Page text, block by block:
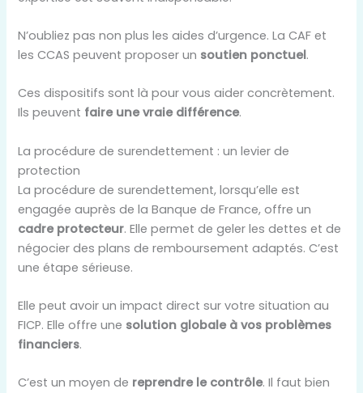
N’oubliez pas non plus les aides d’urgence. La CAF et
les CCAS peuvent proposer un soutien ponctuel.
Ces dispositifs sont là pour vous aider concrètement.
Ils peuvent faire une vraie différence.
La procédure de surendettement : un levier de
protection
La procédure de surendettement, lorsqu’elle est
engagée auprès de la Banque de France, offre un
cadre protecteur. Elle permet de geler les dettes et de
négocier des plans de remboursement adaptés. C’est
une étape sérieuse.
Elle peut avoir un impact direct sur votre situation au
FICP. Elle offre une solution globale à vos problèmes
financiers.
C’est un moyen de reprendre le contrôle. Il faut bien